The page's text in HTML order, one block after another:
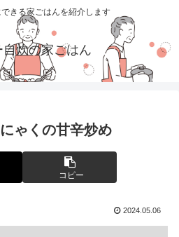
きる家ごはんを紹介します
炊の家ごはん
ゃくの甘辛炒め
コピー
2024.05.06